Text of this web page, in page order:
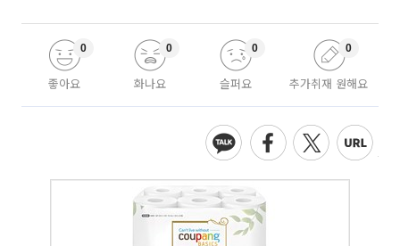
좋아요
0
화나요
0
슬퍼요
0
추가취재 원해요
0